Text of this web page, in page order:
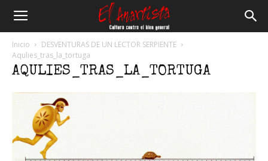
Anartista
Inicio
DESVENTURAS DE UN LECTOR SERPIENTE
Aqulies_tras_la_tortuga
AQULIES_TRAS_LA_TORTUGA